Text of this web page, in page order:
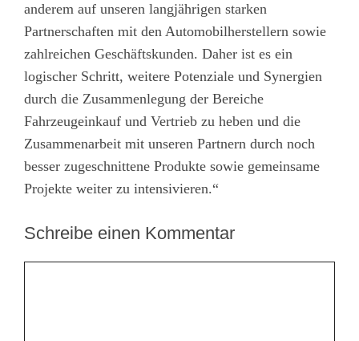
anderem auf unseren langjährigen starken
Partnerschaften mit den Automobilherstellern sowie
zahlreichen Geschäftskunden. Daher ist es ein
logischer Schritt, weitere Potenziale und Synergien
durch die Zusammenlegung der Bereiche
Fahrzeugeinkauf und Vertrieb zu heben und die
Zusammenarbeit mit unseren Partnern durch noch
besser zugeschnittene Produkte sowie gemeinsame
Projekte weiter zu intensivieren.“
Schreibe einen Kommentar